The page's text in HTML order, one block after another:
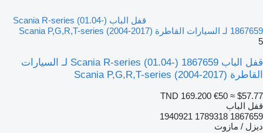
قفل الباب Scania R-series (01.04-)
1867659 لـ السيارات القاطرة Scania P,G,R,T-series (2004-2017)
5
قفل الباب Scania R-series (01.04-) 1867659 لـ السيارات
القاطرة Scania P,G,R,T-series (2004-2017)
TND 169.200 €50 ≈ $57.77
قفل الباب
1867659 1789318 1940921
ديزل / مازوت